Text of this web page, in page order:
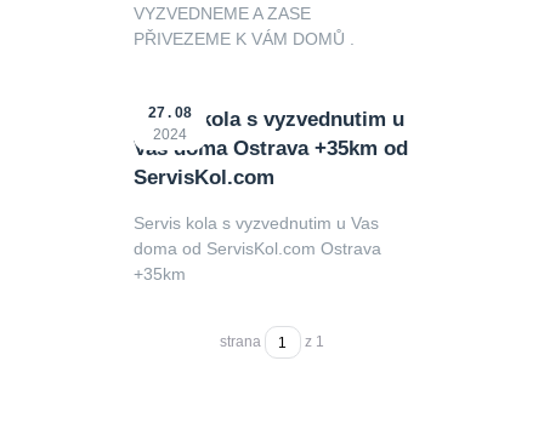
VYZVEDNEME A ZASE
PŘIVEZEME K VÁM DOMŮ .
Servis kola s vyzvednutim u
Vas doma Ostrava +35km od
ServisKol.com
27
08
2024
Servis kola s vyzvednutim u Vas
doma od ServisKol.com Ostrava
+35km
strana z 1